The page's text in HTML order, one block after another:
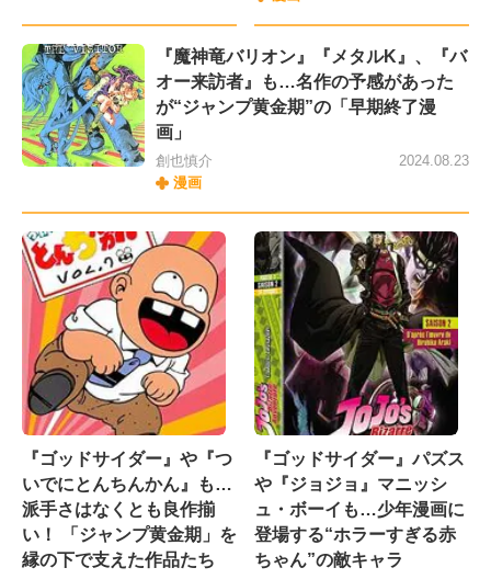
『魔神竜バリオン』『メタルK』、『バ
オー来訪者』も…名作の予感があった
が“ジャンプ黄金期”の「早期終了漫
画」
創也慎介
漫画
2024.08.23
『ゴッドサイダー』や『つ
いでにとんちんかん』も…
派手さはなくとも良作揃
い！ 「ジャンプ黄金期」を
縁の下で支えた作品たち
『ゴッドサイダー』パズス
や『ジョジョ』マニッシ
ュ・ボーイも…少年漫画に
登場する“ホラーすぎる赤
ちゃん”の敵キャラ